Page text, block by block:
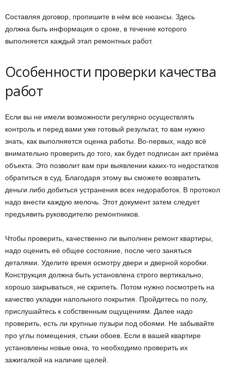
Составляя договор, пропишите в нём все нюансы. Здесь
должна быть информация о сроке, в течение которого
выполняется каждый этап ремонтных работ.
Особенности проверки качества
работ
Если вы не имели возможности регулярно осуществлять
контроль и перед вами уже готовый результат, то вам нужно
знать, как выполняется оценка работы. Во-первых, надо всё
внимательно проверить до того, как будет подписан акт приёма
объекта. Это позволит вам при выявлении каких-то недостатков
обратиться в суд. Благодаря этому вы сможете возвратить
деньги либо добиться устранения всех недоработок. В протокол
надо внести каждую мелочь. Этот документ затем следует
предъявить руководителю ремонтников.
Чтобы проверить, качественно ли выполнен ремонт квартиры,
надо оценить её общее состояние, после чего заняться
деталями. Уделите время осмотру двери и дверной коробки.
Конструкция должна быть установлена строго вертикально,
хорошо закрываться, не скрипеть. Потом нужно посмотреть на
качество укладки напольного покрытия. Пройдитесь по полу,
прислушайтесь к собственным ощущениям. Далее надо
проверить, есть ли крупные пузыри под обоями. Не забывайте
про углы помещения, стыки обоев. Если в вашей квартире
установлены новые окна, то необходимо проверить их
зажигалкой на наличие щелей.